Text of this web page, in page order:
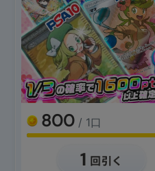
800 / 1口